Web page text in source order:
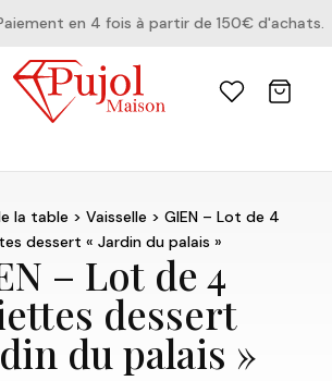
en 4 fois à partir de 150€ d'achats.
la table >Vaisselle > GIEN – Lot de 4
dessert « Jardin du palais »
– Lot de 4
dessert
du palais »